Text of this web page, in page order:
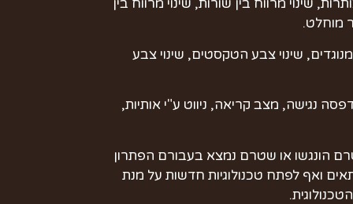
שינוי מרווח בין שורות, שינוי מרווח בין
מוחלט.
שינוי צבע הטקסטים, שינוי צבע
נגישה, מצב קריאה, ניווט ע"י אותיות,
הונגשו או שטרם נמצא בעבורם הפתרון
ואף לפתח טכנולוגיות חדשות על מנת